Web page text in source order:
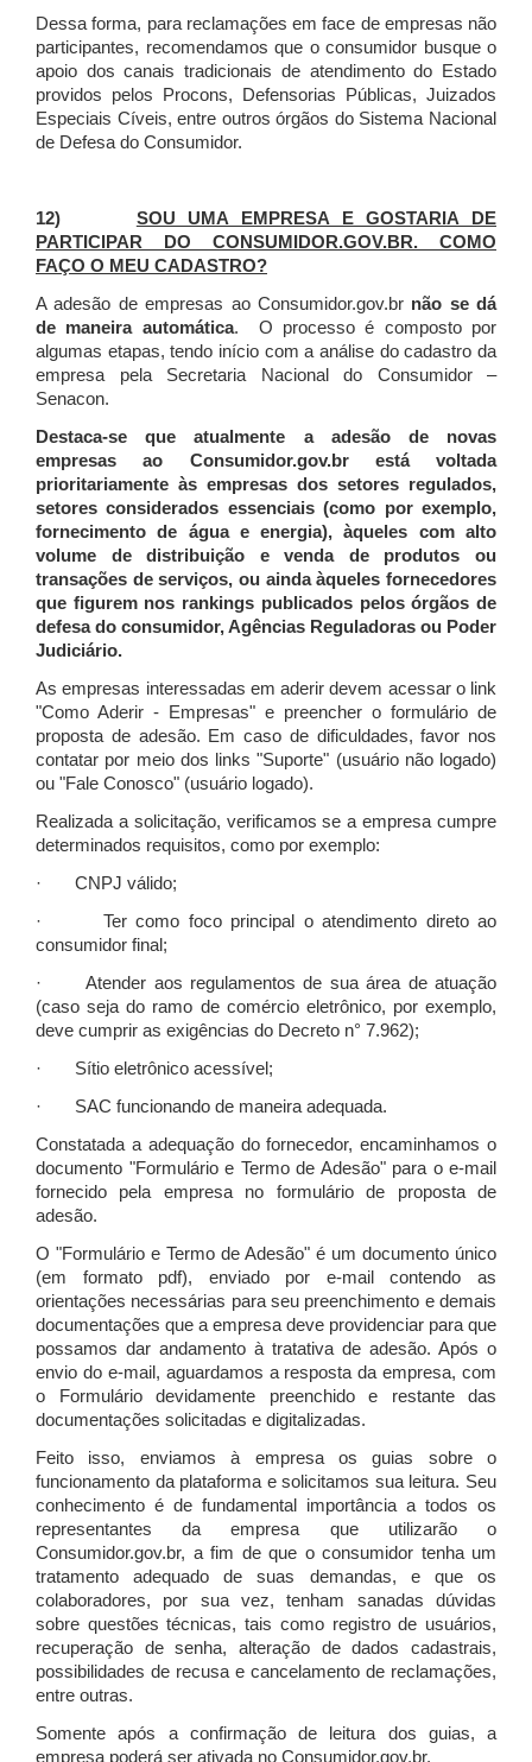
Dessa forma, para reclamações em face de empresas não
participantes, recomendamos que o consumidor busque o
apoio dos canais tradicionais de atendimento do Estado
providos pelos Procons, Defensorias Públicas, Juizados
Especiais Cíveis, entre outros órgãos do Sistema Nacional
de Defesa do Consumidor.
12) SOU UMA EMPRESA E GOSTARIA DE
PARTICIPAR DO CONSUMIDOR.GOV.BR. COMO
FAÇO O MEU CADASTRO?
A adesão de empresas ao Consumidor.gov.br não se dá
de maneira automática. O processo é composto por
algumas etapas, tendo início com a análise do cadastro da
empresa pela Secretaria Nacional do Consumidor –
Senacon.
Destaca-se que atualmente a adesão de novas
empresas ao Consumidor.gov.br está voltada
prioritariamente às empresas dos setores regulados,
setores considerados essenciais (como por exemplo,
fornecimento de água e energia), àqueles com alto
volume de distribuição e venda de produtos ou
transações de serviços, ou ainda àqueles fornecedores
que figurem nos rankings publicados pelos órgãos de
defesa do consumidor, Agências Reguladoras ou Poder
Judiciário.
As empresas interessadas em aderir devem acessar o link
"Como Aderir - Empresas" e preencher o formulário de
proposta de adesão. Em caso de dificuldades, favor nos
contatar por meio dos links "Suporte" (usuário não logado)
ou "Fale Conosco" (usuário logado).
Realizada a solicitação, verificamos se a empresa cumpre
determinados requisitos, como por exemplo:
· CNPJ válido;
· Ter como foco principal o atendimento direto ao
consumidor final;
· Atender aos regulamentos de sua área de atuação
(caso seja do ramo de comércio eletrônico, por exemplo,
deve cumprir as exigências do Decreto n° 7.962);
· Sítio eletrônico acessível;
· SAC funcionando de maneira adequada.
Constatada a adequação do fornecedor, encaminhamos o
documento "Formulário e Termo de Adesão" para o e-mail
fornecido pela empresa no formulário de proposta de
adesão.
O "Formulário e Termo de Adesão" é um documento único
(em formato pdf), enviado por e-mail contendo as
orientações necessárias para seu preenchimento e demais
documentações que a empresa deve providenciar para que
possamos dar andamento à tratativa de adesão. Após o
envio do e-mail, aguardamos a resposta da empresa, com
o Formulário devidamente preenchido e restante das
documentações solicitadas e digitalizadas.
Feito isso, enviamos à empresa os guias sobre o
funcionamento da plataforma e solicitamos sua leitura. Seu
conhecimento é de fundamental importância a todos os
representantes da empresa que utilizarão o
Consumidor.gov.br, a fim de que o consumidor tenha um
tratamento adequado de suas demandas, e que os
colaboradores, por sua vez, tenham sanadas dúvidas
sobre questões técnicas, tais como registro de usuários,
recuperação de senha, alteração de dados cadastrais,
possibilidades de recusa e cancelamento de reclamações,
entre outras.
Somente após a confirmação de leitura dos guias, a
empresa poderá ser ativada no Consumidor.gov.br.